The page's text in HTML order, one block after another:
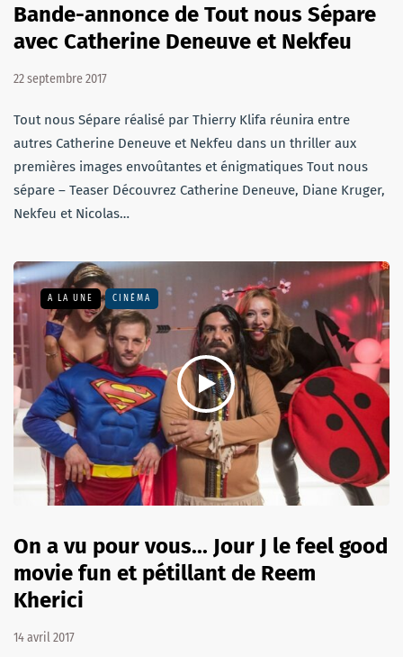
Bande-annonce de Tout nous Sépare
avec Catherine Deneuve et Nekfeu
22 septembre 2017
Tout nous Sépare réalisé par Thierry Klifa réunira entre
autres Catherine Deneuve et Nekfeu dans un thriller aux
premières images envoûtantes et énigmatiques Tout nous
sépare – Teaser Découvrez Catherine Deneuve, Diane Kruger,
Nekfeu et Nicolas…
A LA UNE CINÉMA
On a vu pour vous... Jour J le feel good
movie fun et pétillant de Reem
Kherici
14 avril 2017